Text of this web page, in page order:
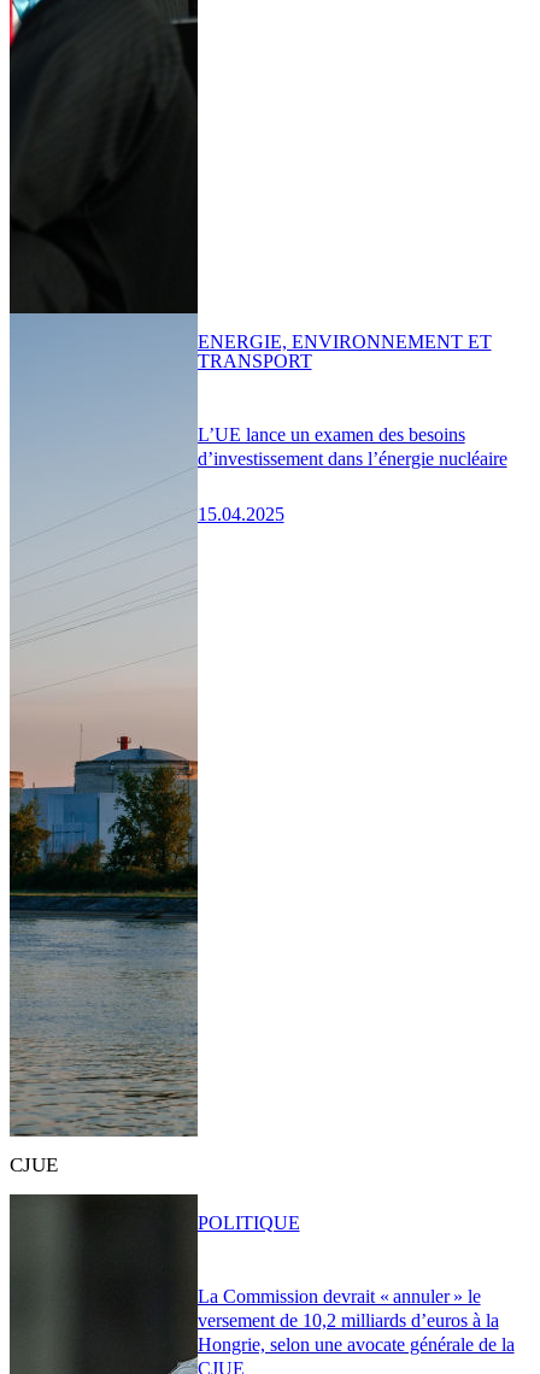
L’UE lance un examen des besoins
d’investissement dans l’énergie nucléaire
15.04.2025
ENERGIE, ENVIRONNEMENT ET
TRANSPORT
CJUE
La Commission devrait « annuler » le
versement de 10,2 milliards d’euros à la
Hongrie, selon une avocate générale de la
CJUE
POLITIQUE